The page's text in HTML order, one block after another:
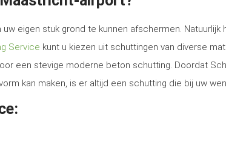
eigen stuk grond te kunnen afschermen. Natuurlijk
Service kunt u kiezen uit schuttingen van diverse
een stevige moderne beton schutting. Doordat
kan maken, is er altijd een schutting die bij uw